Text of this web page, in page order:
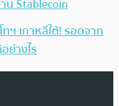
น Stablecoin
ฯ เกาหลีใต้! รอดจาก
ย่างไร